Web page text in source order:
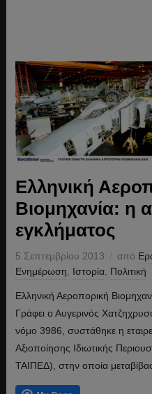
Ελληνική
Βιομηχανία: η
εγκλήματος
5 Σεπτεμβρίου 2013 από
Ενημέρωση
Ιστορία, Πολιτική
Ελληνική Αεροπορική
Γράφει ο Αυγερινός
νόμο 3986, συστάθηκε η
Αξιοποίησης Ιδιωτικής
ΤΑΙΠΕΔ), στην οποία